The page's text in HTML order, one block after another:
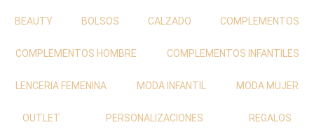
BEAUTY BOLSOS CALZADO COMPLEMENTOS
COMPLEMENTOS HOMBRE COMPLEMENTOS INFANTILES
LENCERIA FEMENINA MODA INFANTIL MODA MUJER
OUTLET PERSONALIZACIONES REGALOS